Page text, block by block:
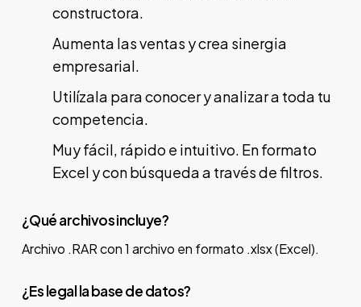
constructora.
Aumenta las ventas y crea sinergia
empresarial.
Utilízala para conocer y analizar a toda tu
competencia.
Muy fácil, rápido e intuitivo. En formato
Excel y con búsqueda a través de filtros.
¿Qué archivos incluye?
Archivo .RAR con 1 archivo en formato .xlsx (Excel).
¿Es legal la base de datos?